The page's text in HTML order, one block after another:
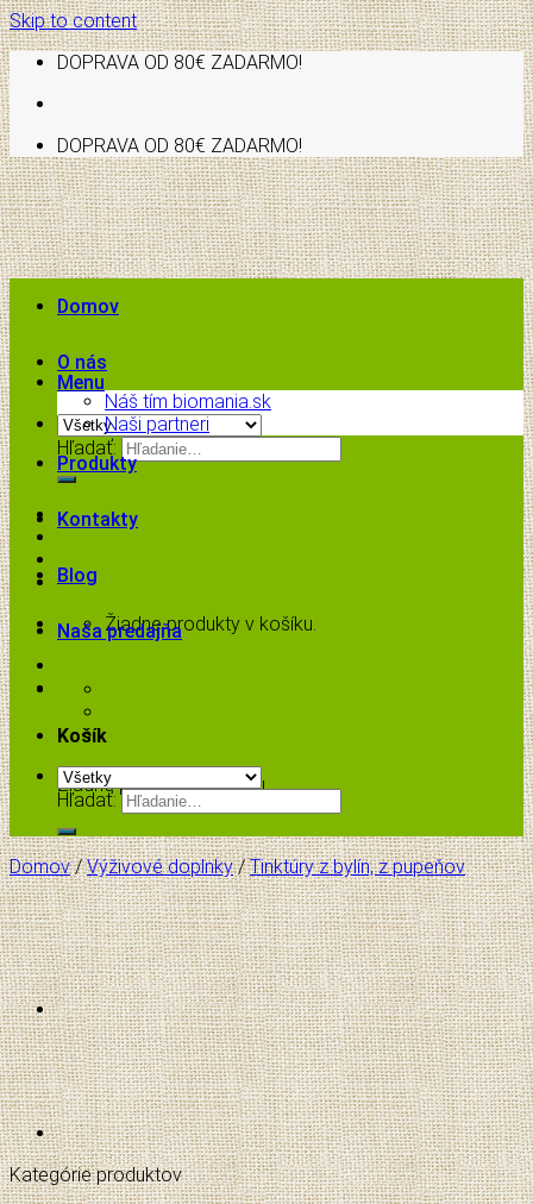
Skip to content
DOPRAVA OD 80€ ZADARMO!
DOPRAVA OD 80€ ZADARMO!
Menu
Hľadať:
Žiadne produkty v košíku.
Košík
Žiadne produkty v košíku.
Domov
O nás
Náš tím biomania.sk
Naši partneri
Produkty
Kontakty
Blog
Naša predajňa
Hľadať:
Domov / Výživové doplnky / Tinktúry z bylín, z pupeňov
Kategórie produktov